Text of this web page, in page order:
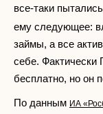
все-таки
ему следующее:
займы, а все
себе. Фактически
бесплатно, но он
По данным ИА